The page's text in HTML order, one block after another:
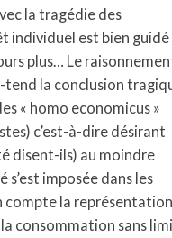
la tragédie des
individuel est bien guidé
plus… Le
la conclusion
« homo economicus »
c’est-à-dire désirant
disent-ils) au moindre
imposée dans les
compte la représentation
consommation sans